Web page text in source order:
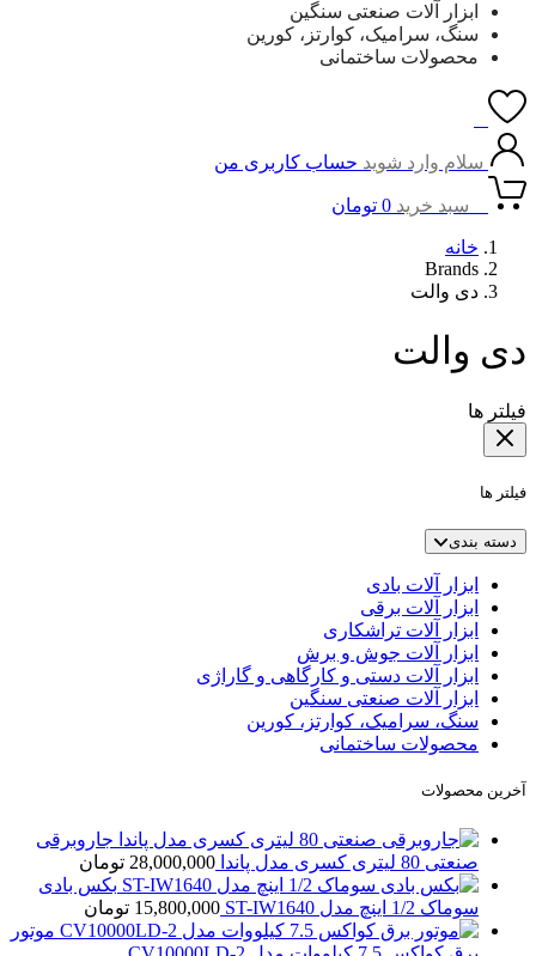
ابزار آلات صنعتی سنگین
سنگ، سرامیک، کوارتز، کورین
محصولات ساختمانی
سلام وارد شوید حساب کاربری من
سبد خرید 0 تومان
خانه
Brands
دی والت
دی والت
فیلتر ها
فیلتر ها
دسته بندی
ابزار آلات بادی
ابزار آلات برقی
ابزار آلات تراشکاری
ابزار آلات جوش و برش
ابزار آلات دستی و کارگاهی و گاراژی
ابزار آلات صنعتی سنگین
سنگ، سرامیک، کوارتز، کورین
محصولات ساختمانی
آخرین محصولات
جاروبرقی
صنعتی 80 لیتری کسری مدل پاندا
28,000,000 تومان
بکس بادی
سوماک 1/2 اینچ مدل ST-IW1640
15,800,000 تومان
موتور